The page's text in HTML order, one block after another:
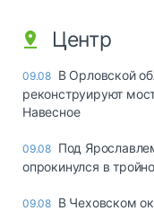
Центр
09.08 В Орловской
реконструируют
Навесное
09.08 Под
опрокинулся в
09.08 В Чеховском